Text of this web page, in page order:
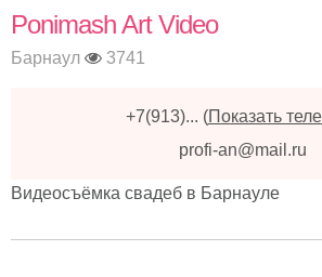
Ponimash Art Video
Барнаул 3741
+7(913)... (Показать
profi-an@mail.ru
Видеосъёмка свадеб в Барнауле